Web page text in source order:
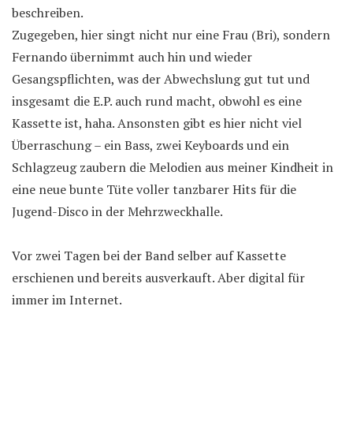
beschreiben.
Zugegeben, hier singt nicht nur eine Frau (Bri), sondern
Fernando übernimmt auch hin und wieder
Gesangspflichten, was der Abwechslung gut tut und
insgesamt die E.P. auch rund macht, obwohl es eine
Kassette ist, haha. Ansonsten gibt es hier nicht viel
Überraschung – ein Bass, zwei Keyboards und ein
Schlagzeug zaubern die Melodien aus meiner Kindheit in
eine neue bunte Tüte voller tanzbarer Hits für die
Jugend-Disco in der Mehrzweckhalle.
Vor zwei Tagen bei der Band selber auf Kassette
erschienen und bereits ausverkauft. Aber digital für
immer im Internet.